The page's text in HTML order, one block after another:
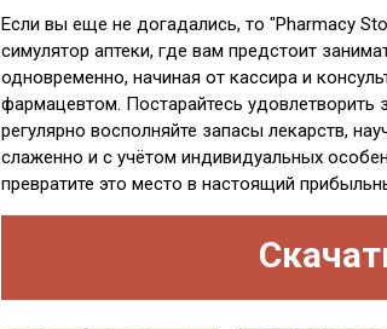
Если вы еще не догадались, то "Pharmacy
симулятор аптеки, где вам предстоит
одновременно, начиная от кассира и
фармацевтом. Постарайтесь удовлетворить
регулярно восполняйте запасы лекарств,
слаженно и с учётом индивидуальных
превратите это место в настоящий